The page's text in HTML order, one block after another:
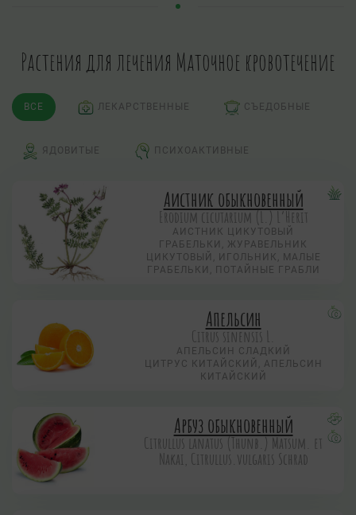
Растения для лечения Маточное кровотечение
ВСЕ ЛЕКАРСТВЕННЫЕ СЪЕДОБНЫЕ
ЯДОВИТЫЕ ПСИХОАКТИВНЫЕ
Аистник обыкновенный
Erodium cicutarium (L.) L’Herit
АИСТНИК ЦИКУТОВЫЙ
ГРАБЕЛЬКИ, ЖУРАВЕЛЬНИК
ЦИКУТОВЫЙ, ИГОЛЬНИК, МАЛЫЕ
ГРАБЕЛЬКИ, ПОТАЙНЫЕ ГРАБЛИ
Апельсин
Citrus sinensis L.
АПЕЛЬСИН СЛАДКИЙ
ЦИТРУС КИТАЙСКИЙ, АПЕЛЬСИН
КИТАЙСКИЙ
Арбуз обыкновенный
Citrullus lanatus (Thunb.) Matsum. et
Nakai, Citrullus.vulgaris Schrad